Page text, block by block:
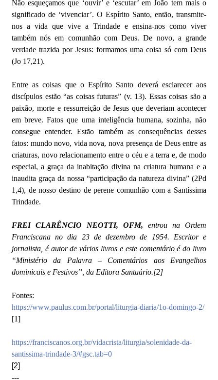
Não esqueçamos que ‘ouvir’ e ‘escutar’ em João tem mais o
significado de ‘vivenciar’. O Espírito Santo, então, transmite-
nos a vida que vive a Trindade e ensina-nos como viver
também nós em comunhão com Deus. De novo, a grande
verdade trazida por Jesus: formamos uma coisa só com Deus
(Jo 17,21).
Entre as coisas que o Espírito Santo deverá esclarecer aos
discípulos estão “as coisas futuras” (v. 13). Essas coisas são a
paixão, morte e ressurreição de Jesus que deveriam acontecer
em breve. Fatos que uma inteligência humana, sozinha, não
consegue entender. Estão também as consequências desses
fatos: mundo novo, vida nova, nova presença de Deus entre as
criaturas, novo relacionamento entre o céu e a terra e, de modo
especial, a graça da inabitação divina na criatura humana e a
inaudita graça da nossa “participação da natureza divina” (2Pd
1,4), de nosso destino de perene comunhão com a Santíssima
Trindade.
FREI CLARÊNCIO NEOTTI, OFM, entrou na Ordem
Franciscana no dia 23 de dezembro de 1954. Escritor e
jornalista, é autor de vários livros e este comentário é do livro
“Ministério da Palavra – Comentários aos Evangelhos
dominicais e Festivos”, da Editora Santuário.[2]
Fontes:
https://www.paulus.com.br/portal/liturgia-diaria/1o-domingo-2/
[1]
https://franciscanos.org.br/vidacrista/liturgia/solenidade-da-
santissima-trindade-3/#gsc.tab=0
[2]
---